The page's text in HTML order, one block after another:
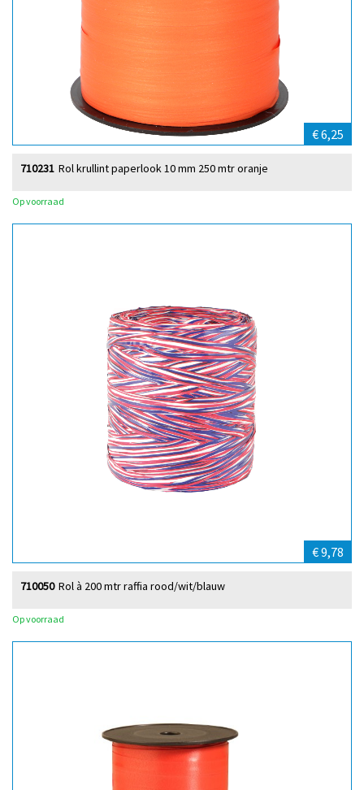
€ 6,25
Rol krullint paperlook 10 mm 250 mtr oranje
710231
Op voorraad
€ 9,78
Rol à 200 mtr raffia rood/wit/blauw
710050
Op voorraad